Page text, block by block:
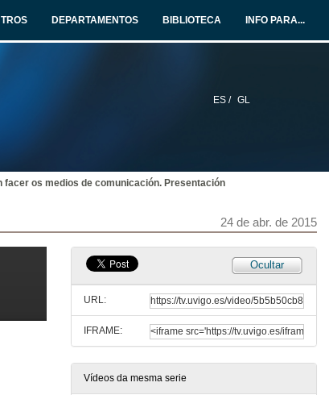
DEPARTAMENTOS BIBLIOTECA INFO PARA...
ES / GL
facer os medios de comunicación. Presentación
24 de abr. de 2015
Ocultar
URL:
IFRAME:
Vídeos da mesma serie
Alumnos a calquera idade: aprender para qué. Representante alumnos de posgrao
24 de abr. de 2015
Alumnos a calquera idade: aprender para qué. Intervención do moderador
Alumnos a calquera idade: aprender para qué Coloquio debate
24 de abr. de 2015